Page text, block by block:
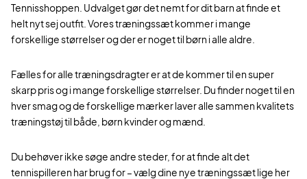
Tennisshoppen. Udvalget gør det nemt for dit barn at finde et
helt nyt sej outfit. Vores træningssæt kommer i mange
forskellige størrelser og der er noget til børn i alle aldre.
Fælles for alle træningsdragter er at de kommer til en super
skarp pris og i mange forskellige størrelser. Du finder noget til en
hver smag og de forskellige mærker laver alle sammen kvalitets
træningstøj til både, børn kvinder og mænd.
Du behøver ikke søge andre steder, for at finde alt det
tennispilleren har brug for – vælg dine nye træningssæt lige her